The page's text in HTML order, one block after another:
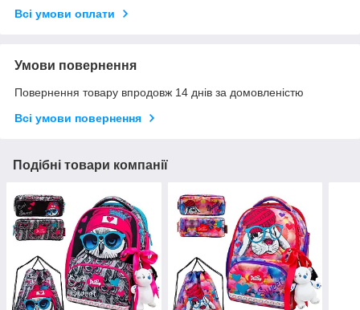
Всі умови оплати
Умови повернення
Повернення товару впродовж 14 днів за домовленістю
Всі умови повернення
Подібні товари компанії